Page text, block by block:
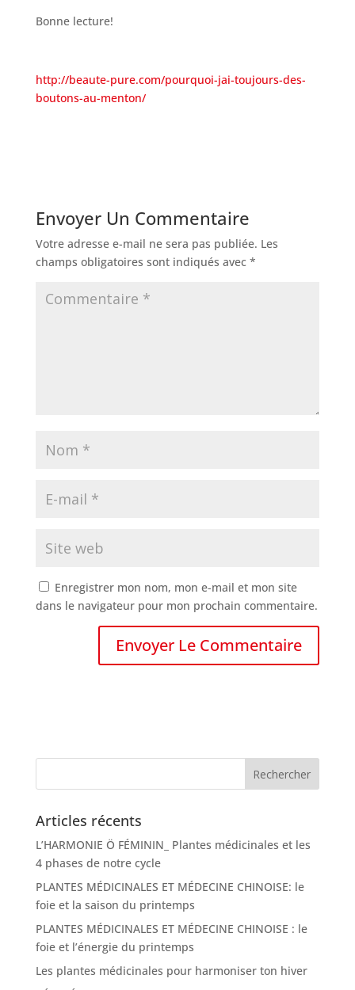
Bonne lecture!
http://beaute-pure.com/pourquoi-jai-toujours-des-
boutons-au-menton/
Envoyer Un Commentaire
Votre adresse e-mail ne sera pas publiée. Les
champs obligatoires sont indiqués avec *
Enregistrer mon nom, mon e-mail et mon site
dans le navigateur pour mon prochain commentaire.
Articles récents
L’HARMONIE Ö FÉMININ_ Plantes médicinales et les
4 phases de notre cycle
PLANTES MÉDICINALES ET MÉDECINE CHINOISE: le
foie et la saison du printemps
PLANTES MÉDICINALES ET MÉDECINE CHINOISE : le
foie et l’énergie du printemps
Les plantes médicinales pour harmoniser ton hiver